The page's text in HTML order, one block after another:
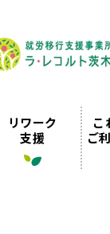
リワーク
支援
こ
ご